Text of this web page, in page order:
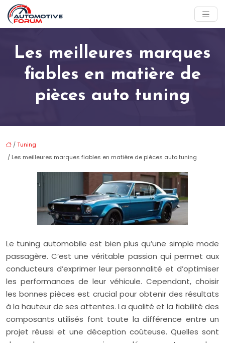
Les meilleures marques
fiables en matière de
pièces auto tuning
/Tuning
/ Les meilleures marques fiables en matière de pièces auto tuning
Le tuning automobile est bien plus qu’une simple mode
passagère. C’est une véritable passion qui permet aux
conducteurs d’exprimer leur personnalité et d’optimiser
les performances de leur véhicule. Cependant, choisir
les bonnes pièces est crucial pour obtenir des résultats
à la hauteur de ses attentes. La qualité et la fiabilité des
composants utilisés font toute la différence entre un
projet réussi et une déception coûteuse. Quelles sont